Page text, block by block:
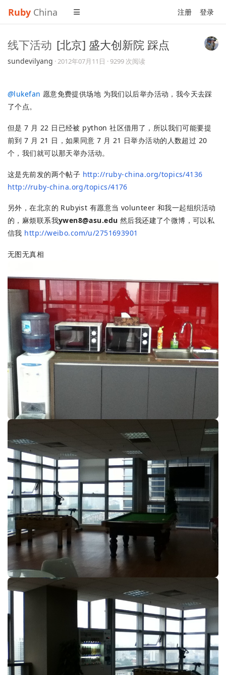
Ruby China 注册 登录
线下活动 [北京] 盛大创新院 踩点
sundevilyang ·2012年07月11日 · 9299 次阅读
@lukefan 愿意免费提供场地 为我们以后举办活动，我今天去踩
了个点。
但是 7 月 22 日已经被 python 社区借用了，所以我们可能要提
前到 7 月 21 日，如果同意 7 月 21 日举办活动的人数超过 20
个，我们就可以那天举办活动。
这是先前发的两个帖子 http://ruby-china.org/topics/4136
http://ruby-china.org/topics/4176
另外，在北京的 Rubyist 有愿意当 volunteer 和我一起组织活动
的，麻烦联系我ywen8@asu.edu 然后我还建了个微博，可以私
信我 http://weibo.com/u/2751693901
无图无真相